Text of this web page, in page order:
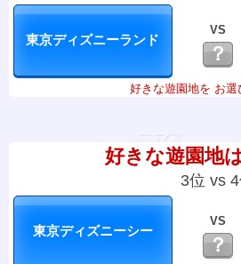
VS
？
好きな遊園地を お選
好きな遊園地
3位 vs
VS
？